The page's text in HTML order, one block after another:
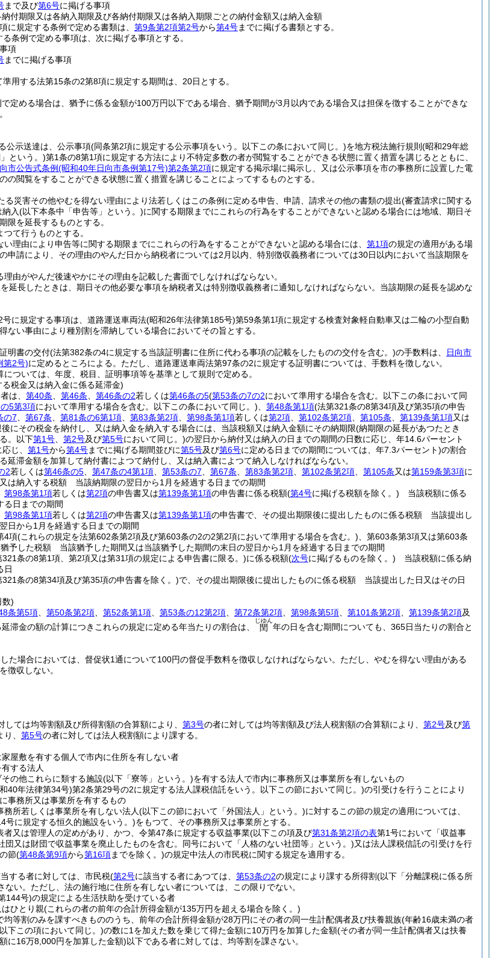
まで及び第6号に掲げる事項
付期限又は各納入期限及び各納付期限又は各納入期限ごとの納付金額又は納入金額
に規定する条例で定める書類は、 第9条第2項第2号から第4号までに掲げる書類とする。
条例で定める事項は、次に掲げる事項とする。
項
までに掲げる事項
用する法第15条の2第8項に規定する期間は、20日とする。
定める場合は、猶予に係る金額が100万円以下である場合、猶予期間が3月以内である場合又は担保を徴することができな
公示送達は、公示事項(同条第2項に規定する公示事項をいう。以下この条において同じ。)を地方税法施行規則 (昭和29年総
という。)第1条の8第1項に規定する方法により不特定多数の者が閲覧することができる状態に置く措置を講じるとともに、
市公告式条例(昭和40年日向市条例第17号)第2条第2項に規定する掲示場に掲示し、又は公示事項を市の事務所に設置した電
の閲覧をすることができる状態に置く措置を講じることによってするものとする。
る災害その他やむを得ない理由により法若しくはこの条例に定める申告、申請、請求その他の書類の提出(審査請求に関する
入(以下本条中「申告等」という。)に関する期限までにこれらの行為をすることができないと認める場合には地域、期日そ
限を延長するものとする。
て行うものとする。
理由により申告等に関する期限までにこれらの行為をすることができないと認める場合には、 第1項の規定の適用がある場
申請により、その理由のやんだ日から納税者については2月以内、特別徴収義務者については30日以内において当該期限を
理由がやんだ後速やかにその理由を記載した書面でしなければならない。
延長したときは、期日その他必要な事項を納税者又は特別徴収義務者に通知しなければならない。 当該期限の延長を認めな
に規定する事項は、道路運送車両法(昭和26年法律第185号)第59条第1項に規定する検査対象軽自動車又は二輪の小型自動
ない事由により種別割を滞納している場合においてその旨とする。
明書の交付(法第382条の4に規定する当該証明書に住所に代わる事項の記載をしたものの交付を含む。)の手数料は、
日向市
第2号)に定めるところによる。 ただし、道路運送車両法第97条の2に規定する証明書については、手数料を徴しない。
ついては、年度、税目、証明事項等を基準として規則で定める。
税金又は納入金に係る延滞金)
は、 第40条 第46条 第46条の2若しくは第46条の5(第53条の7の2において準用する場合を含む。以下この条において同
5第3項において準用する場合を含む。以下この条において同じ。) 第48条第1項(法第321条の8第34項及び第35項の申告
の7 第67条 第81条の6第1項 第83条第2項 第98条第1項若しくは第2項 第102条第2項 第105条 第139条第1項又は
にその税金を納付し、又は納入金を納入する場合には、当該税額又は納入金額にその納期限(納期限の延長があつたとき
。以下第1号 第2号及び第5号において同じ。)の翌日から納付又は納入の日までの期間の日数に応じ、年14.6パーセント
じ、 第1号から第4号までに掲げる期間並びに第5号及び第6号に定める日までの期間については、年7.3パーセント)の割合
延滞金額を加算して納付書によつて納付し、又は納入書によつて納入しなければならない。
2若しくは第46条の5 第47条の4第1項 第53条の7 第67条 第83条第2項 第102条第2項 第105条又は第159条第3項に
は納入する税額 当該納期限の翌日から1月を経過する日までの期間
第98条第1項若しくは第2項の申告書又は第139条第1項の申告書に係る税額(第4号に掲げる税額を除く。) 当該税額に係る
る日までの期間
第98条第1項若しくは第2項の申告書又は第139条第1項の申告書で、その提出期限後に提出したものに係る税額 当該提出し
日から1月を経過する日までの期間
4項(これらの規定を法第602条第2項及び第603条の2の2第2項において準用する場合を含む。) 、第603条第3項又は第603条
予した税額 当該猶予した期間又は当該猶予した期間の末日の翌日から1月を経過する日までの期間
321条の8第1項、第2項又は第31項の規定による申告書に限る。)に係る税額(次号に掲げるものを除く。) 当該税額に係る納
日
321条の8第34項及び第35項の申告書を除く。)で、その提出期限後に提出したものに係る税額 当該提出した日又はその日
数)
条第5項 第50条第2項 第52条第1項 第53条の12第2項 第72条第2項 第98条第5項 第101条第2項 第139条第2項及
滞金の額の計算につきこれらの規定に定める年当たりの割合は、 閏
じゆん
年の日を含む期間についても、365日当たりの割合と
た場合においては、督促状1通について100円の督促手数料を徴収しなければならない。 ただし、やむを得ない理由がある
徴収しない。
しては均等割額及び所得割額の合算額により、 第3号の者に対しては均等割額及び法人税割額の合算額により、 第2号及び第
、 第5号の者に対しては法人税割額により課する。
屋敷を有する個人で市内に住所を有しない者
する法人
の他これらに類する施設(以下「寮等」という。)を有する法人で市内に事務所又は事業所を有しないもの
40年法律第34号)第2条第29号の2に規定する法人課税信託をいう。以下この節において同じ。)の引受けを行うことにより
事務所又は事業所を有するもの
所若しくは事業所を有しない法人(以下この節において「外国法人」という。)に対するこの節の規定の適用については、
号に規定する恒久的施設をいう。)をもつて、その事務所又は事業所とする。
者又は管理人の定めがあり、かつ、令第47条に規定する収益事業(以下この項及び第31条第2項の表第1号において「収益事
団又は財団で収益事業を廃止したものを含む。同号において「人格のない社団等」という。)又は法人課税信託の引受けを行
節(第48条第9項から第16項までを除く。)の規定中法人の市民税に関する規定を適用する。
する者に対しては、市民税(第2号に該当する者にあつては、 第53条の2の規定により課する所得割(以下「分離課税に係る所
ない。 ただし、法の施行地に住所を有しない者については、この限りでない。
144号)の規定による生活扶助を受けている者
ひとり親(これらの者の前年の合計所得金額が135万円を超える場合を除く。)
等割のみを課すべきもののうち、前年の合計所得金額が28万円にその者の同一生計配偶者及び扶養親族(年齢16歳未満の者
下この項において同じ。)の数に1を加えた数を乗じて得た金額に10万円を加算した金額(その者が同一生計配偶者又は扶養
に16万8,000円を加算した金額)以下である者に対しては、均等割を課さない。